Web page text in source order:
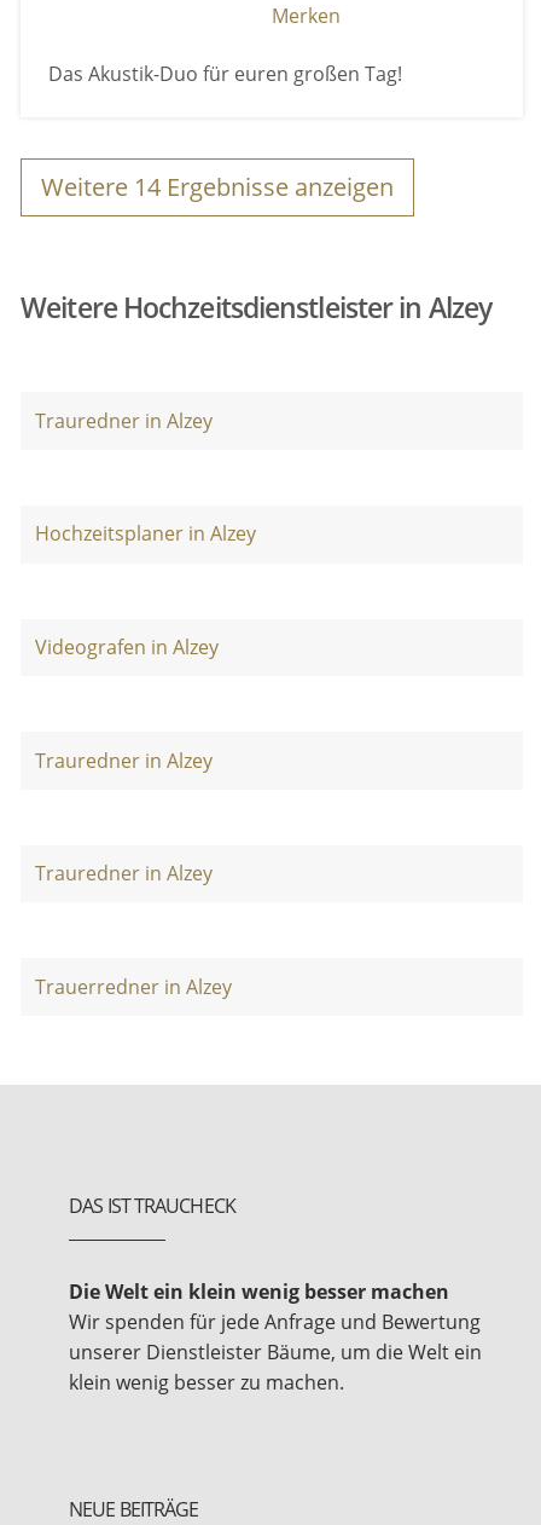
Merken
Das Akustik-Duo für euren großen Tag!
Weitere 14 Ergebnisse anzeigen
Weitere Hochzeitsdienstleister in Alzey
Trauredner in Alzey
Hochzeitsplaner in Alzey
Videografen in Alzey
Trauredner in Alzey
Trauredner in Alzey
Trauerredner in Alzey
DAS IST TRAUCHECK
Die Welt ein klein wenig besser machen
Wir spenden für jede Anfrage und Bewertung
unserer Dienstleister Bäume, um die Welt ein
klein wenig besser zu machen.
NEUE BEITRÄGE